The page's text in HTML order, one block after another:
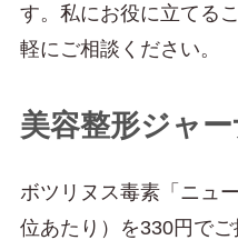
す。私にお役に立てる
軽にご相談ください。
美容整形ジャー
ボツリヌス毒素「ニュ
位あたり）を330円でご